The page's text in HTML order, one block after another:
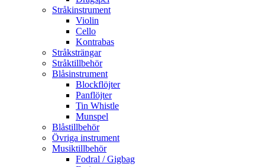
Stråkinstrument
Violin
Cello
Kontrabas
Stråksträngar
Stråktillbehör
Blåsinstrument
Blockflöjter
Panflöjter
Tin Whistle
Munspel
Blåstillbehör
Övriga instrument
Musiktillbehör
Fodral / Gigbag